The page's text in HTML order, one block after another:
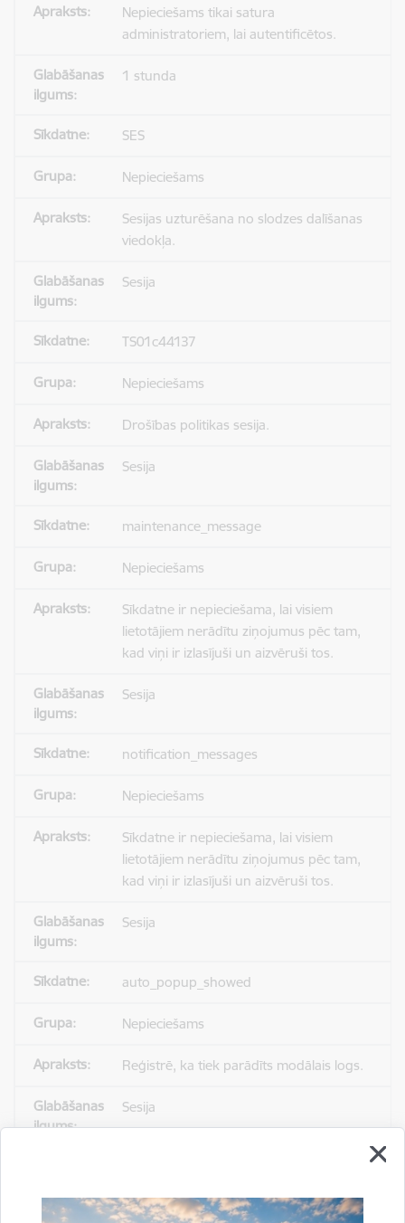
Nepieciešams tikai satura
administratoriem, lai autentificētos.
1 stunda
SES
Nepieciešams
Sesijas uzturēšana no slodzes dalīšanas
viedokļa.
Sesija
TS01c44137
Nepieciešams
Drošības politikas sesija.
Sesija
maintenance_message
Nepieciešams
Sīkdatne ir nepieciešama, lai visiem
lietotājiem nerādītu ziņojumus pēc tam,
kad viņi ir izlasījuši un aizvēruši tos.
Sesija
notification_messages
Nepieciešams
Sīkdatne ir nepieciešama, lai visiem
lietotājiem nerādītu ziņojumus pēc tam,
kad viņi ir izlasījuši un aizvēruši tos.
Sesija
auto_popup_showed
Nepieciešams
Reģistrē, ka tiek parādīts modālais logs.
Sesija
Statistikas sīkdatnes (nepieciešamas, lai